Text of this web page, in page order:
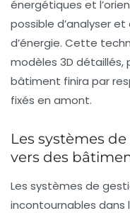
énergétiques et
possible d’analyser
d’énergie. Cette
modèles 3D
bâtiment finira par
fixés en amont.
Les systèmes
vers des
Les systèmes de
incontournables